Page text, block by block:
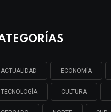
ACTUALIDAD ECONOMÍA
TECNOLOGÍA CULTURA